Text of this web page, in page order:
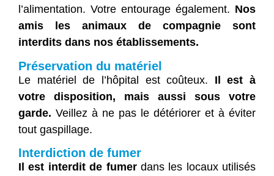
l’alimentation. Votre entourage également. Nos
amis les animaux de compagnie sont
interdits dans nos établissements.
Préservation du matériel
Le matériel de l’hôpital est coûteux. Il est à
votre disposition, mais aussi sous votre
garde. Veillez à ne pas le détériorer et à éviter
tout gaspillage.
Interdiction de fumer
Il est interdit de fumerdans les locaux utilisés